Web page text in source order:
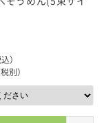
）
税別）